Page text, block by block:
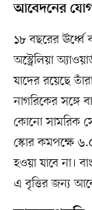
আবেদনের
১৮ বছরের
অস্ট্রেলিয়া
যাদের রয়েছে
নাগরিকের সঙ্গে
কোনো সামরিক
স্কোর কমপক্ষে
হওয়া যাবে না।
এ বৃত্তির জন্য